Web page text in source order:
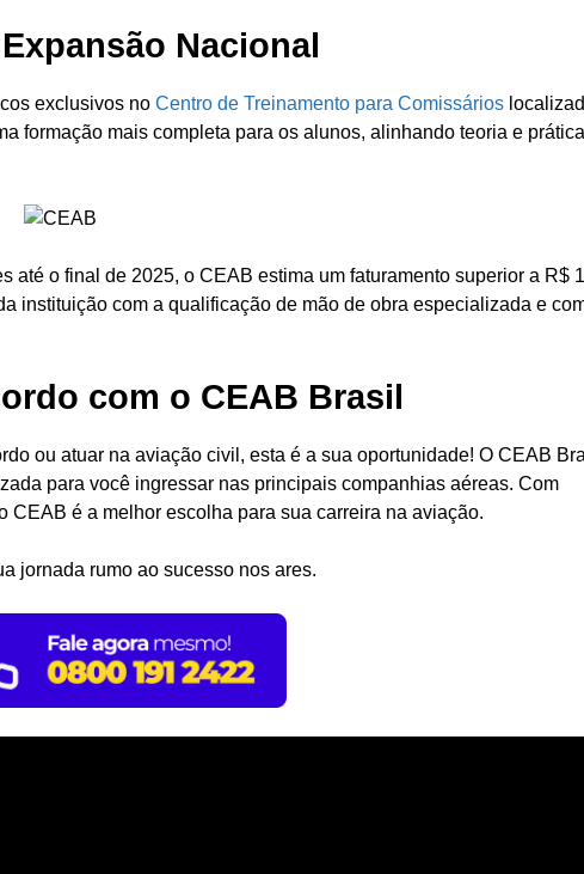
Nacional
exclusivos no Centro de Treinamento para Comissários
formação mais completa para os alunos, alinhando teoria e
até o final de 2025, o CEAB estima um faturamento superior a R$
instituição com a qualificação de mão de obra especializada e
com o CEAB Brasil
ou atuar na aviação civil, esta é a sua oportunidade! O CEAB
para você ingressar nas principais companhias aéreas. Com
CEAB é a melhor escolha para sua carreira na aviação.
jornada rumo ao sucesso nos ares.